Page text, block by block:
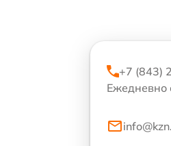
+7 (843)
Ежедневно